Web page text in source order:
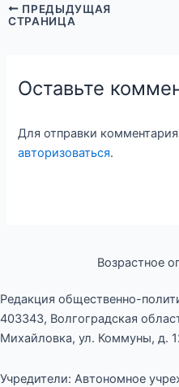
ПРЕДЫДУЩАЯ
СТРАНИЦА
Оставьте
Для отправки
авторизоваться.
Возрастное
Редакция общественно-
403343, Волгоградская
Михайловка, ул. Коммуны, д.
Учредители: Автономное